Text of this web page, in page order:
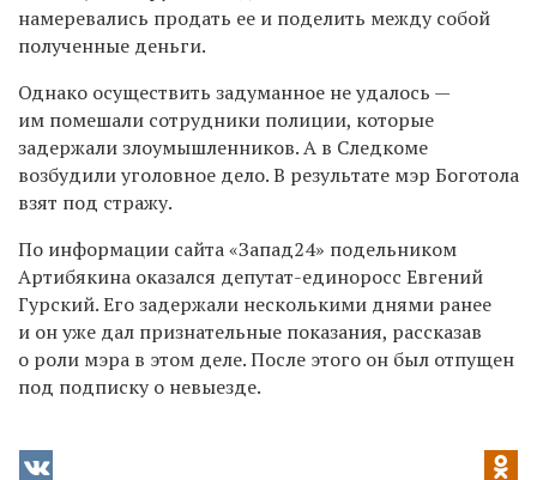
намеревались продать ее и поделить между собой
полученные деньги.
Однако осуществить задуманное не удалось —
им помешали сотрудники полиции, которые
задержали злоумышленников. А в Следкоме
возбудили уголовное дело. В результате мэр Боготола
взят под стражу.
По информации сайта «Запад24» подельником
Артибякина оказался депутат-единоросс Евгений
Гурский. Его задержали несколькими днями ранее
и он уже дал признательные показания, рассказав
о роли мэра в этом деле. После этого он был отпущен
под подписку о невыезде.